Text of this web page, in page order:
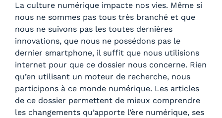
a
g
e
d
e
p
r
i
x
La culture numérique impacte nos vies. Même si
nous ne sommes pas tous très branché et que
nous ne suivons pas les toutes dernières
innovations, que nous ne possédons pas le
dernier smartphone, il suffit que nous utilisions
internet pour que ce dossier nous concerne. Rien
qu’en utilisant un moteur de recherche, nous
participons à ce monde numérique. Les articles
de ce dossier permettent de mieux comprendre
les changements qu’apporte l’ère numérique, ses